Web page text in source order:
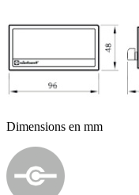
Dimensions en mm